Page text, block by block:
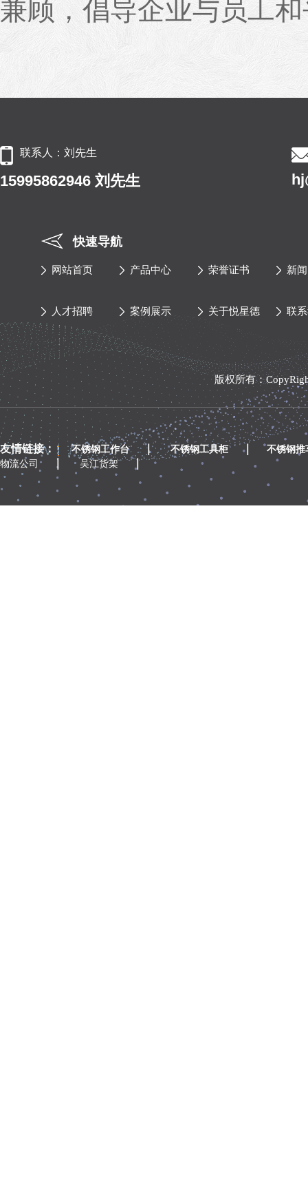
兼顾，倡导企业与员工
联系人：刘先生
15995862946 刘先生
快速导航
网站首页 产品中心 荣誉证书 新
人才招聘 案例展示 关于悦星德 联
版权所有：
友情链接： 不锈钢工作台 ｜ 不锈钢工具柜 ｜
不锈钢推
物流公司
｜ 吴江货架 ｜